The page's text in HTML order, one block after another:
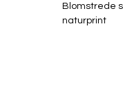
Blomstrede
naturprint